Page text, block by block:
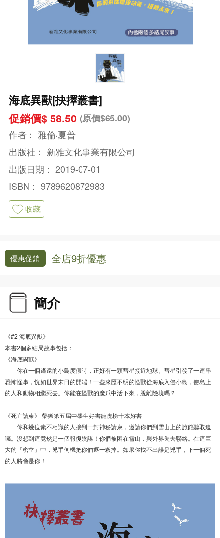
海底異獸[抉擇叢書]
促銷價$ 58.50 (原價$65.00)
作者： 雅倫‧夏普
出版社： 新雅文化事業有限公司
出版日期： 2019-07-01
ISBN： 9789620872983
收藏
優惠促銷 全店9折優惠
簡介
《#2 海底異獸》
本書2個多結局故事包括：
《海底異獸》
你在一個遙遠的小島度假時，正好有一顆彗星接近地球。彗星引發了一連串
恐怖怪事，恍如世界末日的開端！一些來歷不明的怪獸從海底入侵小島，使島上
的人和動物相繼死去。你能在怪獸的魔爪中活下來，脫離險境嗎？
《死亡請柬》 榮獲第五屆中學生好書龍虎榜十本好書
你和幾位素不相識的人接到一封神秘請柬，邀請你們到雪山上的旅館聽取遺
囑。沒想到這竟然是一個報復陰謀！你們被困在雪山，與外界失去聯絡。在這巨
大的「密室」中，兇手伺機把你們逐一殺掉。如果你找不出誰是兇手，下一個死
的人將會是你！